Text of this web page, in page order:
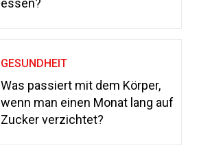
essen?
GESUNDHEIT
Was passiert mit dem Körper,
wenn man einen Monat lang auf
Zucker verzichtet?